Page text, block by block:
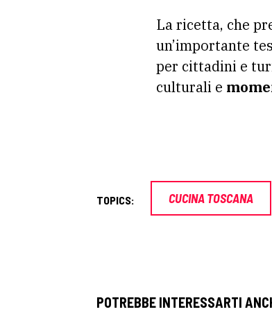
La ricetta, che
un’importante
per cittadini e
culturali e
TOPICS: CUCINA TOSCANA
POTREBBE INTERESSARTI